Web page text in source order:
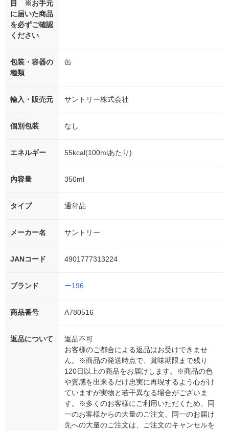
目 ※お手元
に届いた商品
を必ずご確認
ください
包装・容器の
種類
缶
輸入・販売元 サントリー株式会社
個別包装 なし
エネルギー 55kcal(100mlあたり)
内容量 350ml
タイプ 通常品
メーカー名 サントリー
JANコード 4901777313224
ブランド ー196
商品番号 A780516
返品について
返品不可
お客様のご都合による返品はお受けできませ
ん。※商品の発送時点で、賞味期限まで残り
120日以上の商品をお届けします。※商品の色
や質感を出来るだけ忠実に再現するよう心がけ
ていますが実物と若干異なる場合がございま
す。※多くのお客様にご利用いただくため、同
一のお客様からの大量のご注文、同一のお届け
先への大量のご注文は、ご注文のキャンセルを